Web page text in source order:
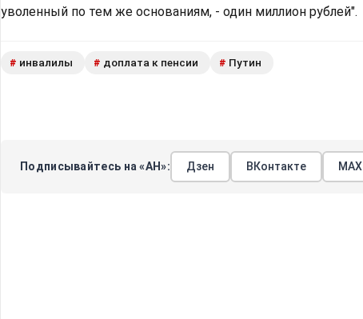
уволенный по тем же основаниям, - один миллион рублей".
# инвалилы # доплата к пенсии # Путин
Подписывайтесь на «АН»: Дзен ВКонтакте МАХ